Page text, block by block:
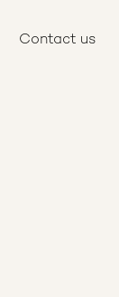
Contact us